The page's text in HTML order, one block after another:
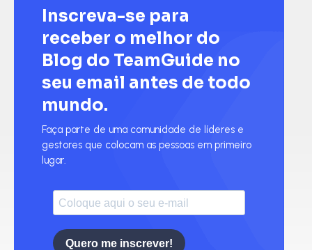
Inscreva-se para
receber o melhor do
Blog do TeamGuide no
seu email antes de todo
mundo.
Faça parte de uma comunidade de líderes e
gestores que colocam as pessoas em primeiro
lugar.
Quero me inscrever!